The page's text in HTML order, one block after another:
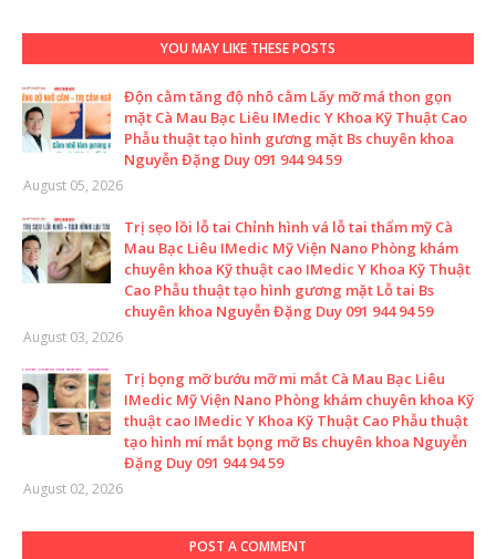
YOU MAY LIKE THESE POSTS
Độn cằm tăng độ nhô cằm Lấy mỡ má thon gọn
mặt Cà Mau Bạc Liêu IMedic Y Khoa Kỹ Thuật Cao
Phẫu thuật tạo hình gương mặt Bs chuyên khoa
Nguyễn Đặng Duy 091 944 94 59
August 05, 2026
Trị sẹo lồi lỗ tai Chỉnh hình vá lỗ tai thẩm mỹ Cà
Mau Bạc Liêu IMedic Mỹ Viện Nano Phòng khám
chuyên khoa Kỹ thuật cao IMedic Y Khoa Kỹ Thuật
Cao Phẫu thuật tạo hình gương mặt Lỗ tai Bs
chuyên khoa Nguyễn Đặng Duy 091 944 94 59
August 03, 2026
Trị bọng mỡ bướu mỡ mi mắt Cà Mau Bạc Liêu
IMedic Mỹ Viện Nano Phòng khám chuyên khoa Kỹ
thuật cao IMedic Y Khoa Kỹ Thuật Cao Phẫu thuật
tạo hình mí mắt bọng mỡ Bs chuyên khoa Nguyễn
Đặng Duy 091 944 94 59
August 02, 2026
POST A COMMENT